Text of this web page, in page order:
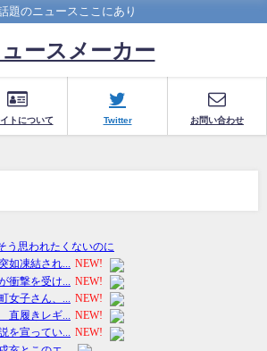
題のニュースここにあり
ースメーカー
トについて Twitter お問い合わせ